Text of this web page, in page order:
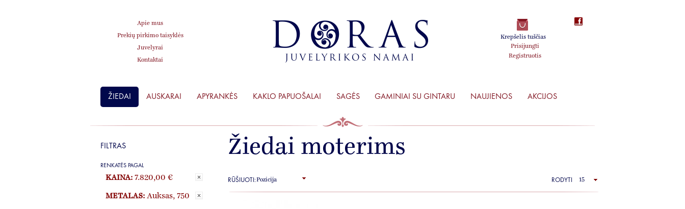
Apie mus
Prekių pirkimo taisyklės
Juvelyrai
Kontaktai
Krepšelis tuščias
Prisijungti
Registruotis
ŽIEDAI AUSKARAI APYRANKĖS KAKLO PAPUOŠALAI SAGĖS GAMINIAI SU GINTARU NAUJIENOS AKCIJOS
Žiedai moterims
RŪŠIUOTI: RODYTI
FILTRAS
RENKATĖS PAGAL
KAINA: 7.820,00 €
METALAS: Auksas, 750